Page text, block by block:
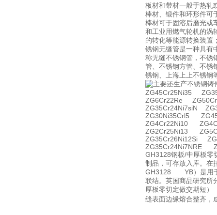
板材和带材一般于热轧
棒材、锻件和环形件可
棒材可于固溶后磨光
和工业用燃气轮机的涡
的转化等能源转换装
锈钢无缝管是一种具有
称无缝不锈钢管，不
管、不锈钢方管、不锈
锈钢、上海上上不锈钢
主要还生产不锈钢铸
ZG45Cr25Ni35
ZG6Cr22Re
ZG35Cr24Ni7siN
ZG30Ni35Crl5
ZG4Cr22Ni10
ZG2Cr25Ni13
ZG35Cr26Ni12Si
ZG35Cr24Ni7NRE
GH3128钢板/中厚板
制品，可存放入库。在
GH3128 YB）是用于
联结。英国商品研究所
厚板零切定做交期短
缝表面边缘熔合整齐，